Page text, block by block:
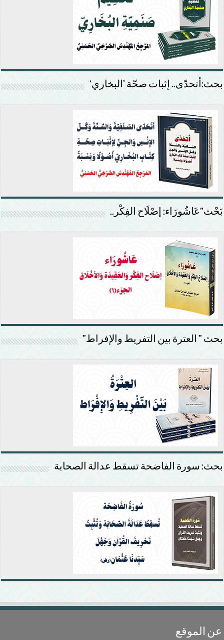
بحث:أتحدّى.. إثبات صحّة ’البخاري‘
بَحْث”عَاشُورَاء: إصْلَاح الفِكْر..
بحث ” العترة بين التفريط والإفراط”
بحث: سورة الفاضحة تسقط عدالة الصحابة
عن الموقع